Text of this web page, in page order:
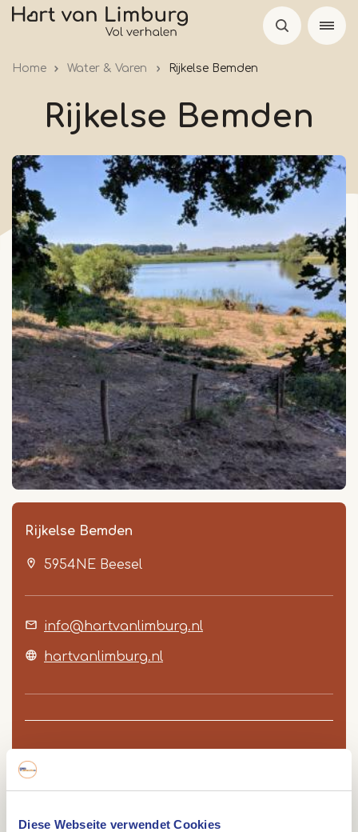
Diese Webseite verwendet Cookies
Skip
Home Water & Varen Rijkelse Bemden
Rijkelse Bemden
Rijkelse Bemden
5954NE Beesel
info@hartvanlimburg.nl
hartvanlimburg.nl